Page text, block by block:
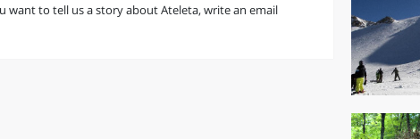
want to tell us a story about Ateleta, write an email